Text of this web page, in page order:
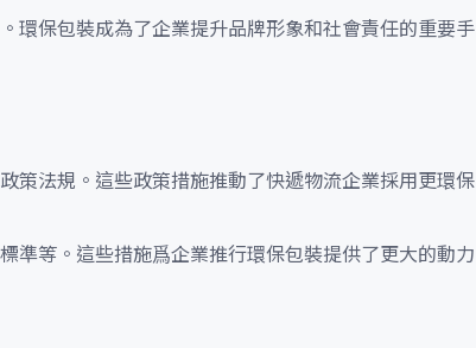
環保包裝成為了企業提升品牌形象和社會責任的重要手
策法規。這些政策措施推動了快遞物流企業採用更環保
準等。這些措施爲企業推行環保包裝提供了更大的動力